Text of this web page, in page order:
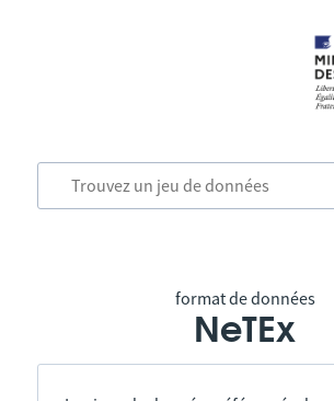
format de données
NeTEx